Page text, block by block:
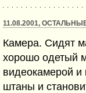
11.08.2001,
Камера. Сидят
хорошо одетый
видеокамерой и
штаны и